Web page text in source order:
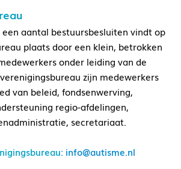
aantal bestuursbesluiten vindt op
plaats door een klein, betrokken
onder leiding van de
zijn medewerkers
van beleid, fondsenwerving,
regio-afdelingen,
secretariaat.
info@autisme.nl